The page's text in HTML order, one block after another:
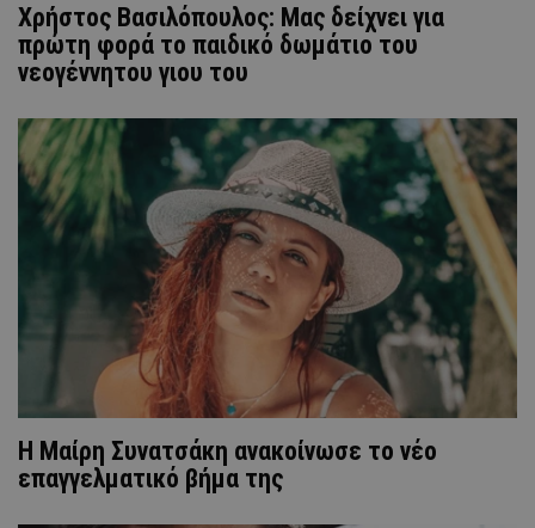
Χρήστος Βασιλόπουλος: Μας δείχνει για
πρώτη φορά το παιδικό δωμάτιο του
νεογέννητου γιου του
Η Μαίρη Συνατσάκη ανακοίνωσε το νέο
επαγγελματικό βήμα της